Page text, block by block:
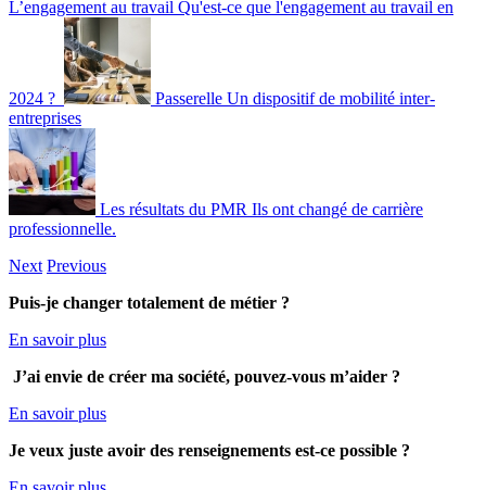
L’engagement au travail Qu'est-ce que l'engagement au travail en
2024 ? Passerelle Un dispositif de mobilité inter-
entreprises
Les résultats du PMR Ils ont changé de carrière
professionnelle.
Next Previous
Puis-je changer totalement de métier ?
En savoir plus
J’ai envie de créer ma société, pouvez-vous m’aider ?
En savoir plus
Je veux juste avoir des renseignements est-ce possible ?